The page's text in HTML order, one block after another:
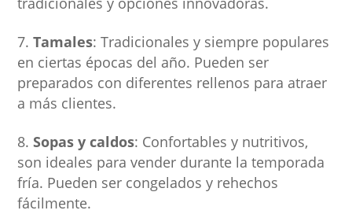
Tamales: Tradicionales y siempre populares
en ciertas épocas del año. Pueden ser
preparados con diferentes rellenos para atraer
a más clientes.
Sopas y caldos: Confortables y nutritivos,
son ideales para vender durante la temporada
fría. Pueden ser congelados y rehechos
fácilmente.